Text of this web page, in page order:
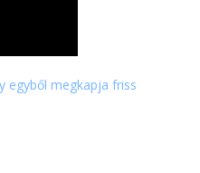
egyből megkapja friss